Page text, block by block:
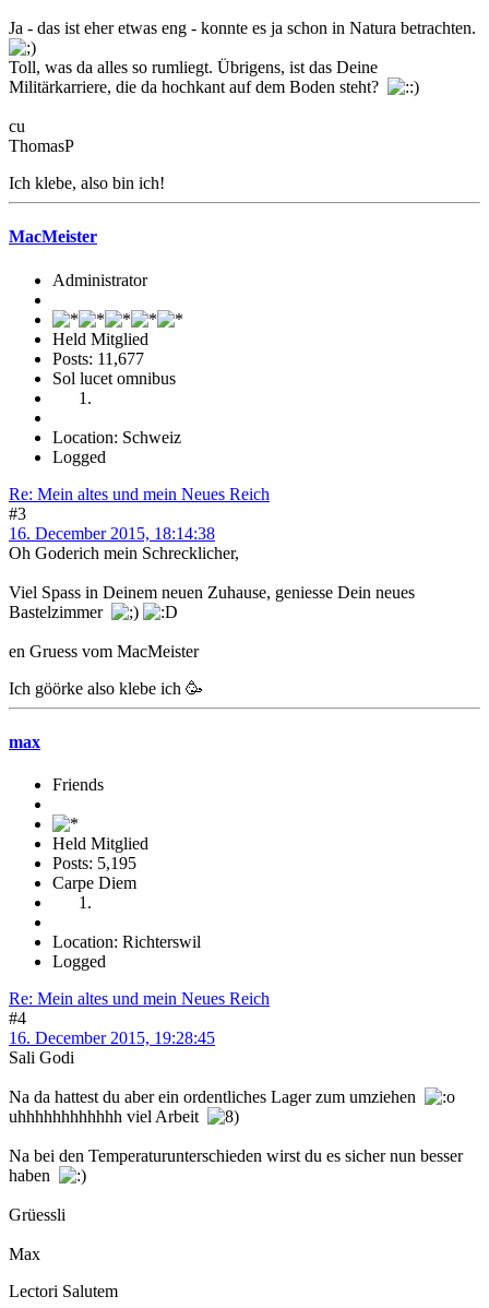
Ja - das ist eher etwas eng - konnte es ja schon in Natura betrachten.
Toll, was da alles so rumliegt. Übrigens, ist das Deine
Militärkarriere, die da hochkant auf dem Boden steht?
cu
ThomasP
Ich klebe, also bin ich!
MacMeister
Administrator
Held Mitglied
Posts: 11,677
Sol lucet omnibus
Location: Schweiz
Logged
Re: Mein altes und mein Neues Reich
#3
16. December 2015, 18:14:38
Oh Goderich mein Schrecklicher,
Viel Spass in Deinem neuen Zuhause, geniesse Dein neues
Bastelzimmer
en Gruess vom MacMeister
Ich göörke also klebe ich 🥳
max
Friends
Held Mitglied
Posts: 5,195
Carpe Diem
Location: Richterswil
Logged
Re: Mein altes und mein Neues Reich
#4
16. December 2015, 19:28:45
Sali Godi
Na da hattest du aber ein ordentliches Lager zum umziehen
uhhhhhhhhhhhh viel Arbeit
Na bei den Temperaturunterschieden wirst du es sicher nun besser
haben
Grüessli
Max
Lectori Salutem